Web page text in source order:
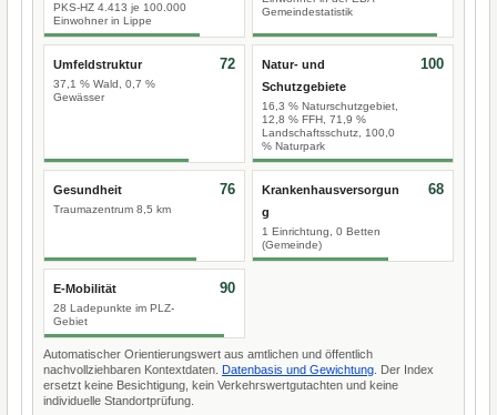
PKS-HZ 4.413 je 100.000
Einwohner in Lippe
Gemeindestatistik
Umfeldstruktur
37,1 % Wald, 0,7 %
Gewässer
72
Natur- und
Schutzgebiete
16,3 % Naturschutzgebiet,
12,8 % FFH, 71,9 %
Landschaftsschutz, 100,0
% Naturpark
100
Gesundheit
Traumazentrum 8,5 km
76
Krankenhausversorgun
g
1 Einrichtung, 0 Betten
(Gemeinde)
68
E-Mobilität
28 Ladepunkte im PLZ-
Gebiet
90
Automatischer Orientierungswert aus amtlichen und öffentlich
nachvollziehbaren Kontextdaten. Datenbasis und Gewichtung . Der Index
ersetzt keine Besichtigung, kein Verkehrswertgutachten und keine
individuelle Standortprüfung.